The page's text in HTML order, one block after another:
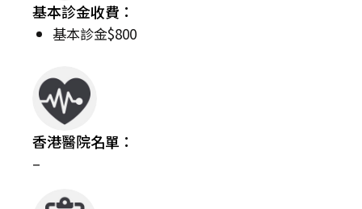
基本診金收費：
基本診金$800
香港醫院名單：
–